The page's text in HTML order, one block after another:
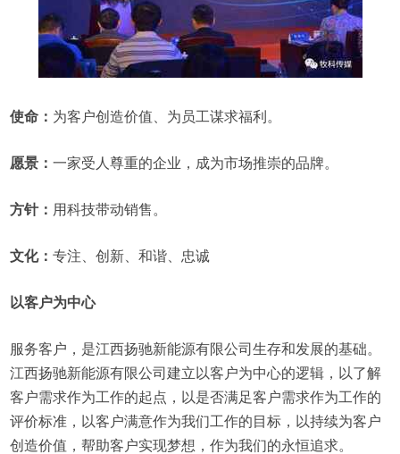
使命： 为客户创造价值、为员工谋求福利。
愿景：一家受人尊重的企业，成为市场推崇的品牌。
方针： 用科技带动销售。
文化：专注、创新、和谐、忠诚
以客户为中心
服务客户，是江西扬驰新能源有限公司生存和发展的基础。
江西扬驰新能源有限公司建立以客户为中心的逻辑，以了解
客户需求作为工作的起点，以是否满足客户需求作为工作的
评价标准，以客户满意作为我们工作的目标，以持续为客户
创造价值，帮助客户实现梦想，作为我们的永恒追求。